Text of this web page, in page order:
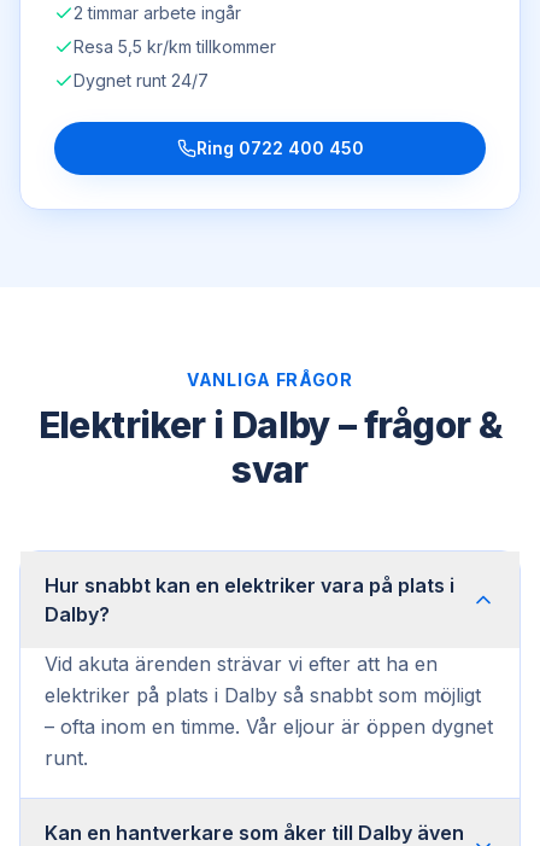
2 timmar arbete ingår
Resa 5,5 kr/km tillkommer
Dygnet runt 24/7
Ring 0722 400 450
VANLIGA FRÅGOR
Elektriker i Dalby – frågor &
svar
Hur snabbt kan en elektriker vara på plats i
Dalby?
Vid akuta ärenden strävar vi efter att ha en
elektriker på plats i Dalby så snabbt som möjligt
– ofta inom en timme. Vår eljour är öppen dygnet
runt.
Kan en hantverkare som åker till Dalby även